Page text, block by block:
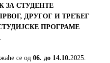
ЗА СТУДЕНТЕ
, ДРУГОГ И ТРЕЋЕГ
ПРОГРАМЕ
се од 06. до 14.10.2025.